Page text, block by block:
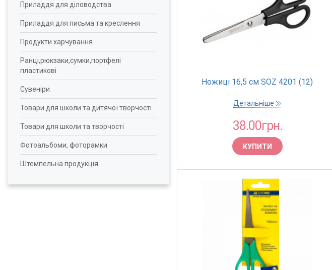
Приладдя для діловодства
Приладдя для письма та креслення
Продукти харчування
Ранці,рюкзаки,сумки,портфелі
пластикові
Сувеніри
Товари для школи та дитячої творчості
Товари для школи та творчості
Фотоальбоми, фоторамки
Штемпельна продукція
Ножиці 16,5 см SOZ 4201 (12)
Детальніше
38.00грн.
КУПИТИ